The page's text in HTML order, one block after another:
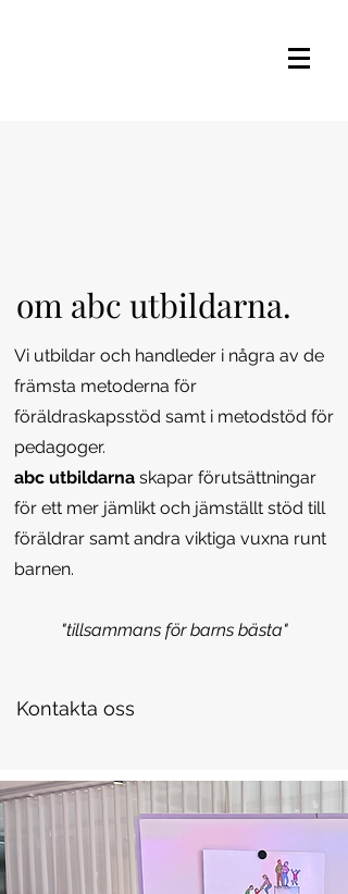
om abc utbildarna.
Vi utbildar och handleder i några av de
främsta metoderna för
föräldraskapsstöd samt i metodstöd för
pedagoger.
abc utbildarna skapar förutsättningar
för ett mer jämlikt och jämställt stöd till
föräldrar samt andra viktiga vuxna runt
barnen.
"tillsammans för barns bästa"
Kontakta oss